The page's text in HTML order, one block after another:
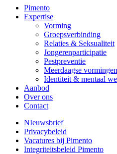
Pimento
Expertise
Vorming
Groepsverbinding
Relaties & Seksualiteit
Jongerenparticipatie
Pestpreventie
Meerdaagse vormingen
Identiteit & mentaal
Aanbod
Over ons
Contact
NIeuwsbrief
Privacybeleid
Vacatures bij Pimento
Integriteitsbeleid Pimento